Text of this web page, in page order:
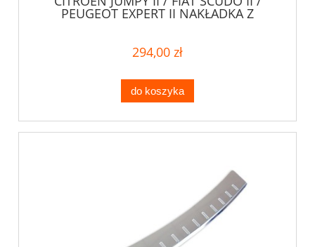
PEUGEOT EXPERT II NAKŁADKA Z
294,00 zł
do koszyka